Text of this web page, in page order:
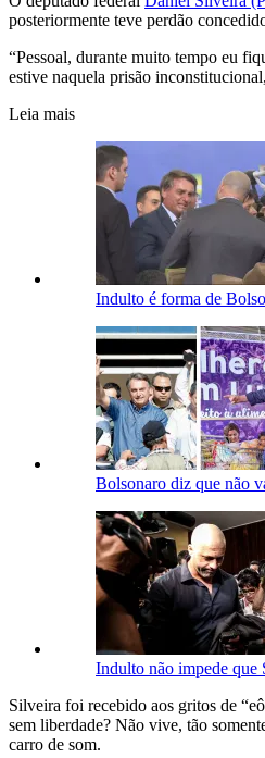
posteriormente teve perdão
“Pessoal, durante muito tempo eu
estive naquela prisão
Leia mais
Indulto é forma de
Bolsonaro diz que não
Indulto não impede
Silveira foi recebido aos gritos de
sem liberdade? Não vive, tão
carro de som.